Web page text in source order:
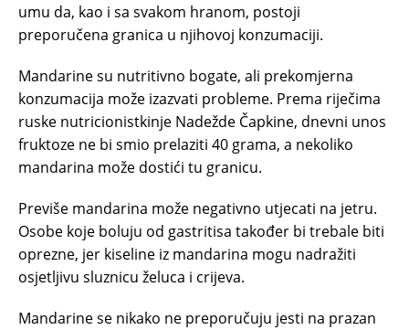
umu da, kao i sa svakom hranom, postoji
preporučena granica u njihovoj konzumaciji.
Mandarine su nutritivno bogate, ali prekomjerna
konzumacija može izazvati probleme. Prema riječima
ruske nutricionistkinje Nadežde Čapkine, dnevni unos
fruktoze ne bi smio prelaziti 40 grama, a nekoliko
mandarina može dostići tu granicu.
Previše mandarina može negativno utjecati na jetru.
Osobe koje boluju od gastritisa također bi trebale biti
oprezne, jer kiseline iz mandarina mogu nadražiti
osjetljivu sluznicu želuca i crijeva.
Mandarine se nikako ne preporučuju jesti na prazan